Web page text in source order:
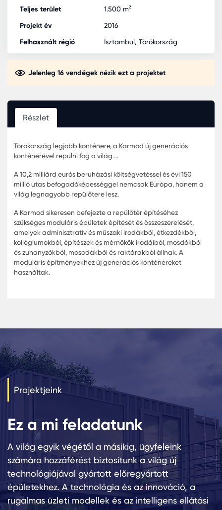
Teljes terület 1.500 m²
Projekt év 2016
Felhasznált régió Isztambul, Törökország
Jelenleg 16 vendégek nézik ezt a projektet
Részlet
Törökország legjobb konténere, a Karmod új generációs
konténerével repülni fog a világ ...
A 10,2 milliárd eurós beruházási költségvetéssel és évi
millió utas befogadóképességgel nemcsak Európa,
és zuhanyzókból, mosodákból és raktárakból állnak. A
moduláris építményekhez új generációs konténereket
használtak.
Projektjeink
Ez a mi feladatunk
A világ egyik végétől a másikig, ügyfeleink
számára hozzáférést biztosítunk a világ új
technológiájával gyártott előregyártott
épületekhez. A technológia és az innováció, a
rugalmas üzleti modellek és az intelligens ellátási